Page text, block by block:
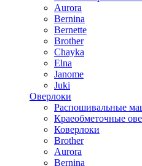
Aurora
Bernina
Bernette
Brother
Chayka
Elna
Janome
Juki
Оверлоки
Распошивальные
Краеобметочные
Коверлоки
Brother
Aurora
Bernina